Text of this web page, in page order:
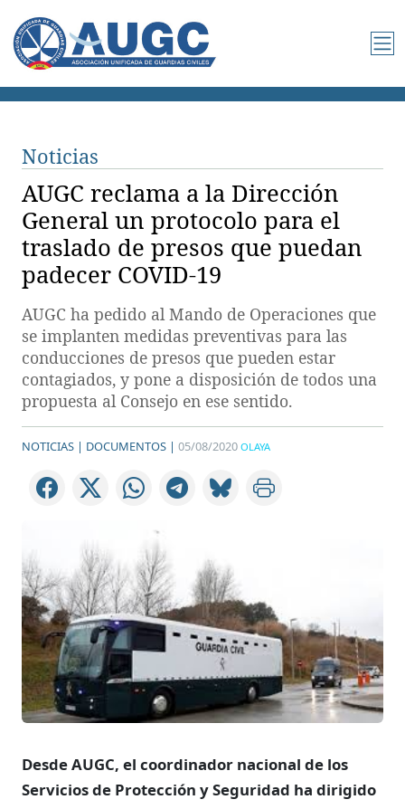
Noticias
AUGC reclama a la Dirección
General un protocolo para el
traslado de presos que puedan
padecer COVID-19
AUGC ha pedido al Mando de Operaciones que
se implanten medidas preventivas para las
conducciones de presos que pueden estar
contagiados, y pone a disposición de todos una
propuesta al Consejo en ese sentido.
NOTICIAS | DOCUMENTOS | 05/08/2020 OLAYA
Desde AUGC, el coordinador nacional de los
Servicios de Protección y Seguridad ha dirigido